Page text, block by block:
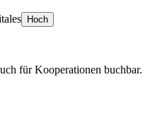
Hoch
für Kooperationen buchbar.